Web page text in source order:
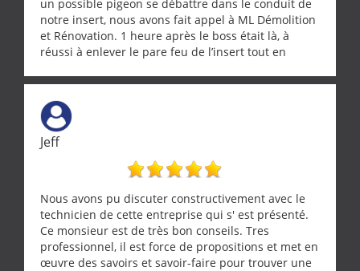
un possible pigeon se débattre dans le conduit de
notre insert, nous avons fait appel à ML Démolition
et Rénovation. 1 heure après le boss était là, à
réussi à enlever le pare feu de l’insert tout en
tourterelle et s’est ensuite patiemment occupé de
l’oiseau jusqu’à ce qu’il reprenne ses esprits et
puisse s’envoler. Après quoi il a procédé au
ramonage de notre insert avec dextérité et une
grande propreté, nous gratifiant également de
nombreux conseils concernant d’autres sujets. Un
entrepreneur comme on souhaite en rencontrer.
Encore un grand merci à lui.
Jeff
Nous avons pu discuter constructivement avec le
technicien de cette entreprise qui s' est présenté.
Ce monsieur est de très bon conseils. Tres
professionnel, il est force de propositions et met en
œuvre des savoirs et savoir-faire pour trouver une